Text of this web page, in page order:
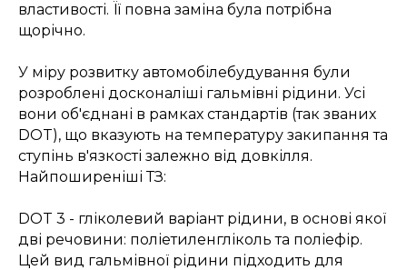
властивості. Її повна заміна була потрібна
щорічно.
У міру розвитку автомобілебудування були
розроблені досконаліші гальмівні рідини. Усі
вони об'єднані в рамках стандартів (так званих
DOT), що вказують на температуру закипання та
ступінь в'язкості залежно від довкілля.
Найпоширеніші ТЗ:
DOT 3 - гліколевий варіант рідини, в основі якої
дві речовини: поліетиленгліколь та поліефір.
Цей вид гальмівної рідини підходить для